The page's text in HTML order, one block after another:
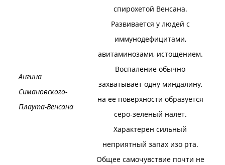
Ангина
Симановского-
Плаута-Венсана
спирохетой Венсана.
Развивается у людей с
иммунодефицитами,
авитаминозами, истощением.
Воспаление обычно
захватывает одну миндалину,
на ее поверхности образуется
серо-зеленый налет.
Характерен сильный
неприятный запах изо рта.
Общее самочувствие почти не